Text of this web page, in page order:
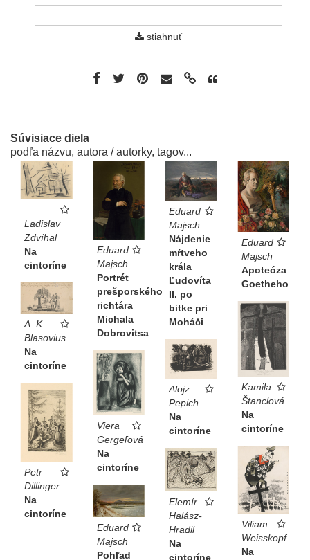
stiahnuť
Súvisiace diela
podľa názvu, autora / autorky, tagov...
Ladislav
Zdvíhal
Na
cintoríne
Eduard
Majsch
Portrét
prešporského
richtára
Michala
Dobrovitsa
Eduard
Majsch
Nájdenie
mŕtveho
krála
Ľudovíta
II. po
bitke pri
Moháči
Eduard
Majsch
Apoteóza
Goetheho
A. K.
Blasovius
Na
cintoríne
Kamila
Štanclová
Na
cintoríne
Alojz
Pepich
Na
cintoríne
Viera
Gergeľová
Na
cintoríne
Petr
Dillinger
Na
cintoríne
Viliam
Weisskopf
Na
Elemír
Halász-
Hradil
Na
cintoríne
Eduard
Majsch
Pohľad